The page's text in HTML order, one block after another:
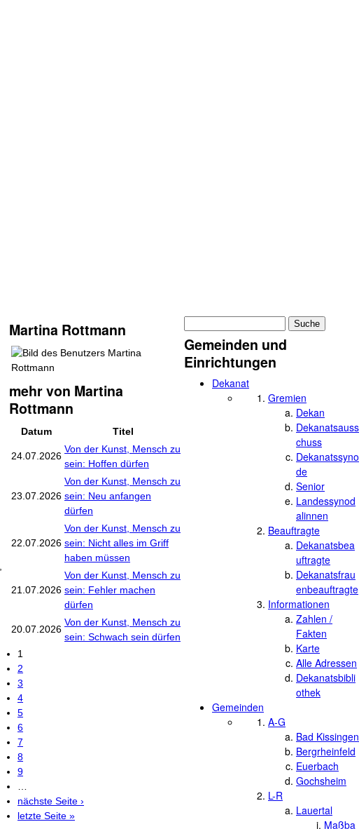
Martina Rottmann
mehr von Martina
Rottmann
Datum Titel
24.07.2026
Von der Kunst, Mensch zu
sein: Hoffen dürfen
23.07.2026
Von der Kunst, Mensch zu
sein: Neu anfangen
dürfen
22.07.2026
Von der Kunst, Mensch zu
sein: Nicht alles im Griff
haben müssen
21.07.2026
Von der Kunst, Mensch zu
sein: Fehler machen
dürfen
20.07.2026
Von der Kunst, Mensch zu
sein: Schwach sein dürfen
Seiten
1
2
3
4
5
6
7
8
9
nächste Seite ›
letzte Seite »
Suchformular
Gemeinden und
Einrichtungen
Dekanat
Gremien
Dekan
Dekanatsauss
chuss
Dekanatssyno
de
Senior
Landessynod
alinnen
Beauftragte
Dekanatsbea
uftragte
Dekanatsfrau
enbeauftragte
Informationen
Zahlen /
Fakten
Karte
Alle Adressen
Dekanatsbibli
othek
Gemeinden
A-G
Bad Kissingen
Bergrheinfeld
Euerbach
Gochsheim
L-R
Lauertal
Maßba